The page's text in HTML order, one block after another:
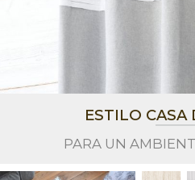
ESTILO CASA
PARA UN